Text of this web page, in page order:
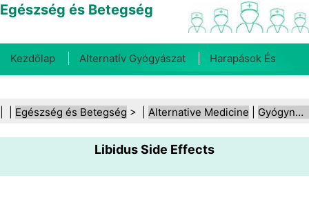
Egészség és Betegség
Kezdőlap Alternatív Gyógyászat Harapások És
Fogegészség Diéta És Táplálkozás Családi
Egészségügyi Ágazat Mentális Egészség
Közegészségügy És Biztonság Sebészet És
Egészség és Betegség > | Alternative Medicine Gyógynövénygyógyászat (fitoterápia)
Libidus Side Effects